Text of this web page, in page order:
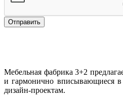
Отправить
Мебельная фабрика 3+2
и гармонично вписывающиеся в
дизайн-проектам.